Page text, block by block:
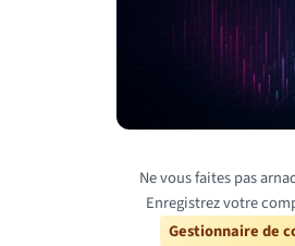
Ne vous faites pas
Enregistrez votre
Gestionnaire de